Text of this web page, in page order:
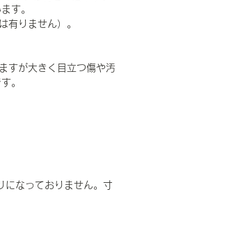
す。
有りません）。
すが大きく目立つ傷や汚
。
になっておりません。寸